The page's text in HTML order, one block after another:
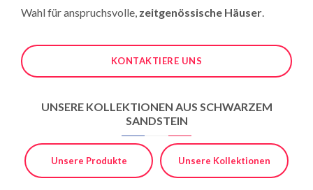
Wahl für anspruchsvolle, zeitgenössische Häuser.
KONTAKTIERE UNS
UNSERE KOLLEKTIONEN AUS SCHWARZEM
SANDSTEIN
Unsere Produkte Unsere Kollektionen